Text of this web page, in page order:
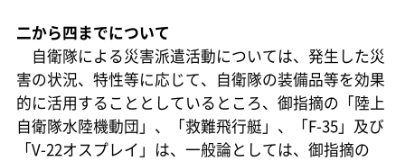
二から四までについて
自衛隊による災害派遣活動については、発生した災
害の状況、特性等に応じて、自衛隊の装備品等を効果
的に活用することとしているところ、御指摘の「陸上
自衛隊水陸機動団」、「救難飛行艇」、「F-35」及び
「V-22オスプレイ」は、一般論としては、御指摘の